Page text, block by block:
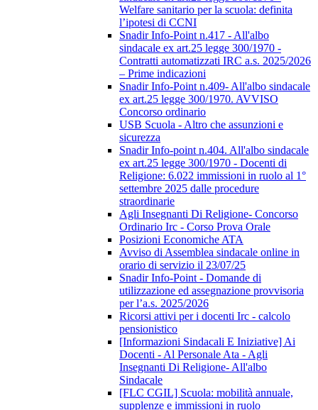
Welfare sanitario per la scuola: definita
l’ipotesi di CCNI
Snadir Info-Point n.417 - All'albo
sindacale ex art.25 legge 300/1970 -
Contratti automatizzati IRC a.s. 2025/2026
– Prime indicazioni
Snadir Info-Point n.409- All'albo sindacale
ex art.25 legge 300/1970. AVVISO
Concorso ordinario
USB Scuola - Altro che assunzioni e
sicurezza
Snadir Info-point n.404. All'albo sindacale
ex art.25 legge 300/1970 - Docenti di
Religione: 6.022 immissioni in ruolo al 1°
settembre 2025 dalle procedure
straordinarie
Agli Insegnanti Di Religione- Concorso
Ordinario Irc - Corso Prova Orale
Posizioni Economiche ATA
Avviso di Assemblea sindacale online in
orario di servizio il 23/07/25
Snadir Info-Point - Domande di
utilizzazione ed assegnazione provvisoria
per l’a.s. 2025/2026
Ricorsi attivi per i docenti Irc - calcolo
pensionistico
[Informazioni Sindacali E Iniziative] Ai
Docenti - Al Personale Ata - Agli
Insegnanti Di Religione- All'albo
Sindacale
[FLC CGIL] Scuola: mobilità annuale,
supplenze e immissioni in ruolo